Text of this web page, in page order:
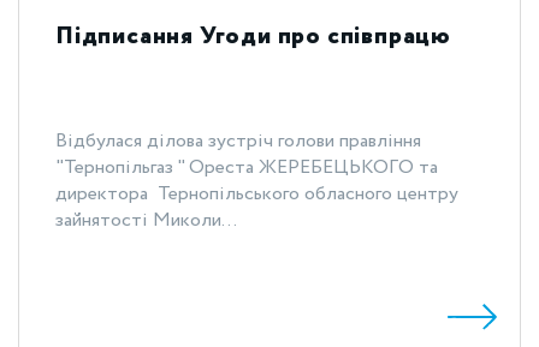
Підписання Угоди про співпрацю
Відбулася ділова зустріч голови правління
"Тернопільгаз " Ореста ЖЕРЕБЕЦЬКОГО та
директора Тернопільського обласного центру
зайнятості Миколи...